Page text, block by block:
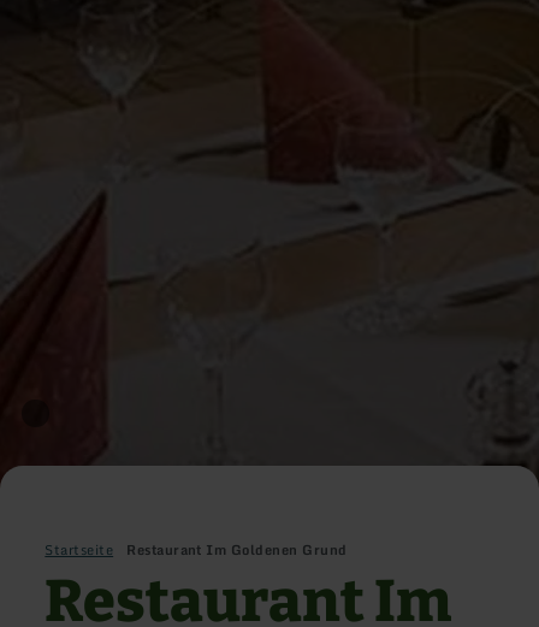
Startseite Restaurant Im Goldenen Grund
Restaurant Im